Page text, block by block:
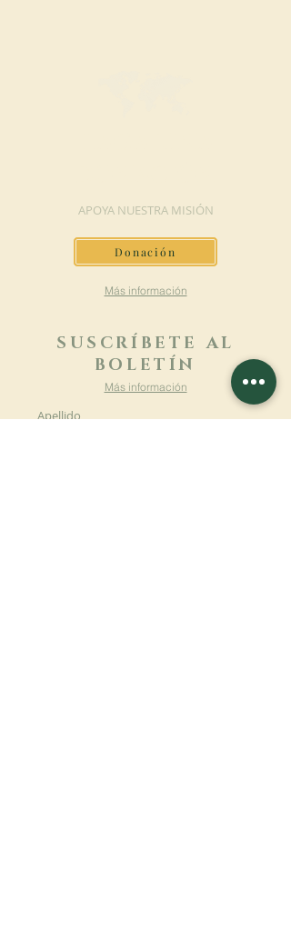
APOYA NUESTRA MISIÓN
Donación
Más información
SUSCRÍBETE AL
BOLETÍN
Más información
Apellido